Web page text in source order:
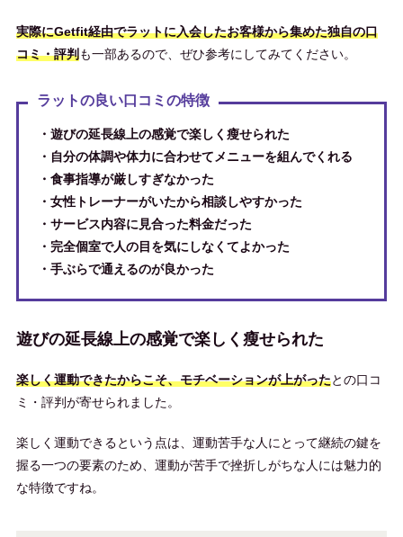
実際にGetfit経由でラットに入会したお客様から集めた独自の口
コミ・評判も一部あるので、ぜひ参考にしてみてください。
ラットの良い口コミの特徴
・遊びの延長線上の感覚で楽しく瘦せられた
・自分の体調や体力に合わせてメニューを組んでくれる
・食事指導が厳しすぎなかった
・女性トレーナーがいたから相談しやすかった
・サービス内容に見合った料金だった
・完全個室で人の目を気にしなくてよかった
・手ぶらで通えるのが良かった
遊びの延長線上の感覚で楽しく瘦せられた
楽しく運動できたからこそ、モチベーションが上がったとの口コ
ミ・評判が寄せられました。
楽しく運動できるという点は、運動苦手な人にとって継続の鍵を
握る一つの要素のため、運動が苦手で挫折しがちな人には魅力的
な特徴ですね。